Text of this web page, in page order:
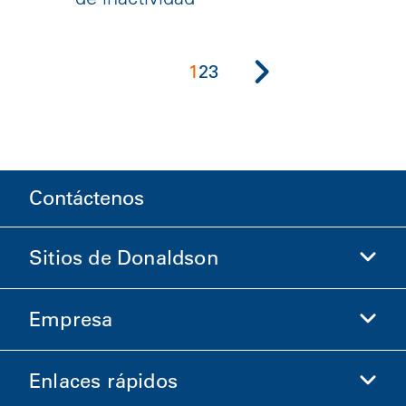
123
Contáctenos
Sitios de Donaldson
Donaldson Life Sciences
Empresa
Información de la empresa
Enlaces rápidos